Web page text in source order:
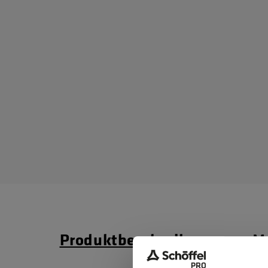
Produktbeschreibung